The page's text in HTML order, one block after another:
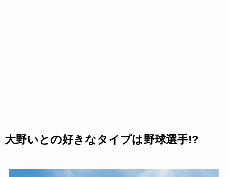
大野いとの好きなタイプは野球選手!?